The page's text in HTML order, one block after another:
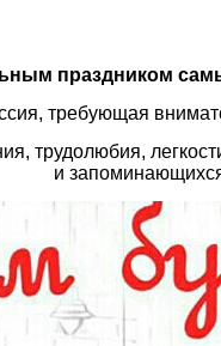
праздником
требующая
трудолюбия,
и